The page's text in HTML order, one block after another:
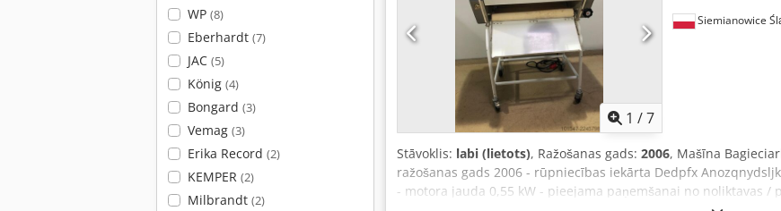
WP (8)
Eberhardt (7)
JAC (5)
König (4)
Bongard (3)
Vemag (3)
Erika Record (2)
KEMPER (2)
Milbrandt (2)
1 /7
Siemianowice
Stāvoklis: labi (lietots), Ražošanas gads: 2006, Mašīna
ražošanas gads 2006 - rūpniecības iekārta Dedpfx
- motora jauda 0,55 kW - pieejama paņemšanai no noliktavas /